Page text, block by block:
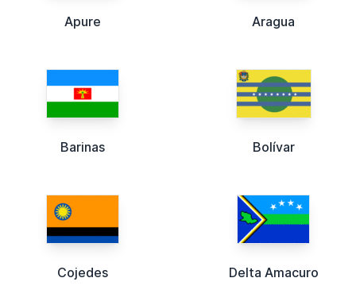
Apure Aragua
Barinas Bolívar
Cojedes Delta Amacuro